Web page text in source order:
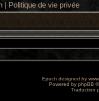
| Politique de vie privée
Epoch designed by
Powered by phpBB
Traduction